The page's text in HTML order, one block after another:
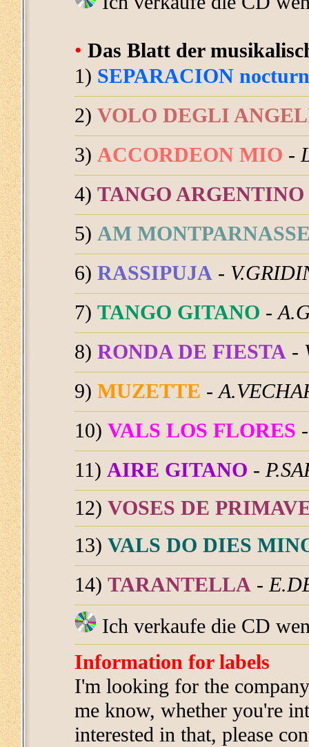
• Das Blatt der
1) SEPARACION
2) VOLO DEGLI
3) ACCORDEON MIO -
4) TANGO ARGENTINO
5) AM
6) RASSIPUJA -
7) TANGO GITANO -
8) RONDA DE FIESTA -
9) MUZETTE -
10) VALS LOS FLORES
11) AIRE GITANO -
12) VOSES DE
13) VALS DO DIES
14) TARANTELLA -
Ich verkaufe die CD
Information for labels
I'm looking for the
me know, whether you're
interested in that, please